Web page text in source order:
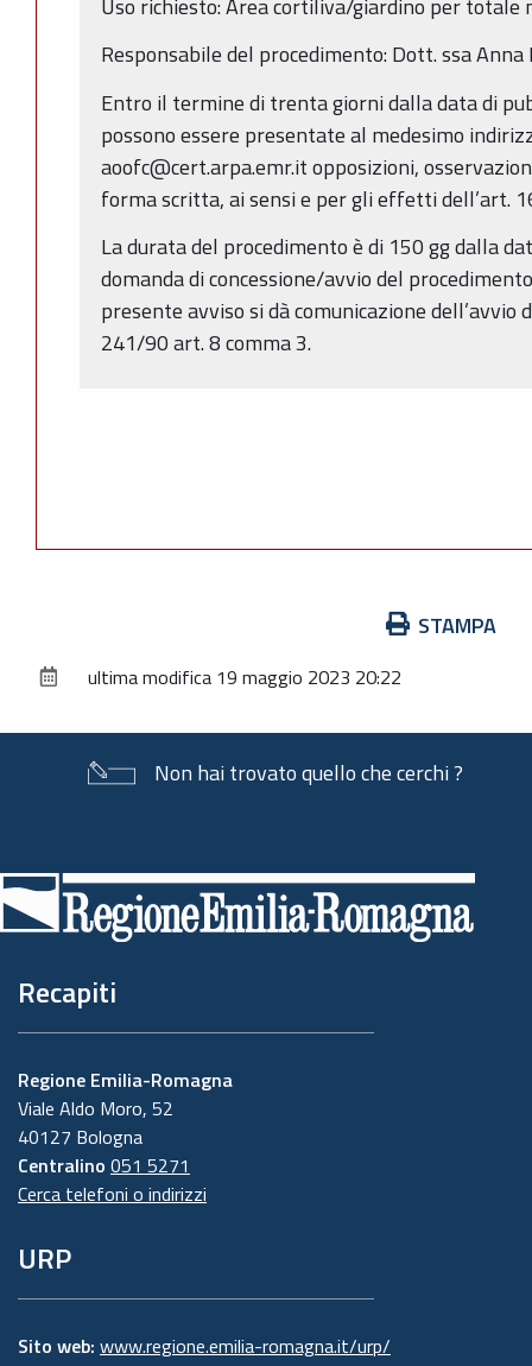
Responsabile del procedimento: Dott. ssa Anna
Entro il termine di trenta giorni dalla data di
possono essere presentate al medesimo
aoofc@cert.arpa.emr.it opposizioni,
forma scritta, ai sensi e per gli effetti dell’art.
La durata del procedimento è di 150 gg dalla
domanda di concessione/avvio del
presente avviso si dà comunicazione dell’avvio
241/90 art. 8 comma 3.
documento
STAMPA
ultima modifica 19 maggio 2023 20:22
Non hai trovato quello che cerchi ?
di
pagina
Recapiti
Regione Emilia-Romagna
Viale Aldo Moro, 52
40127 Bologna
Centralino 051 5271
Cerca telefoni o indirizzi
URP
Sito web: www.regione.emilia-romagna.it/urp/